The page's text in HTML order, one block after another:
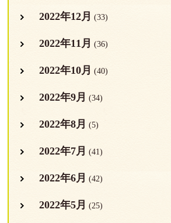
2022年12月 (33)
2022年11月 (36)
2022年10月 (40)
2022年9月 (34)
2022年8月 (5)
2022年7月 (41)
2022年6月 (42)
2022年5月 (25)